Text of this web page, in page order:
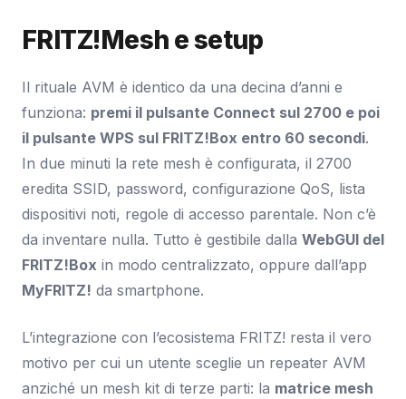
FRITZ!Mesh e setup
Il rituale AVM è identico da una decina d’anni e
funziona: premi il pulsante Connect sul 2700 e poi
il pulsante WPS sul FRITZ!Box entro 60 secondi.
In due minuti la rete mesh è configurata, il 2700
eredita SSID, password, configurazione QoS, lista
dispositivi noti, regole di accesso parentale. Non c’è
da inventare nulla. Tutto è gestibile dalla WebGUI del
FRITZ!Box in modo centralizzato, oppure dall’app
MyFRITZ! da smartphone.
L’integrazione con l’ecosistema FRITZ! resta il vero
motivo per cui un utente sceglie un repeater AVM
anziché un mesh kit di terze parti: la matrice mesh